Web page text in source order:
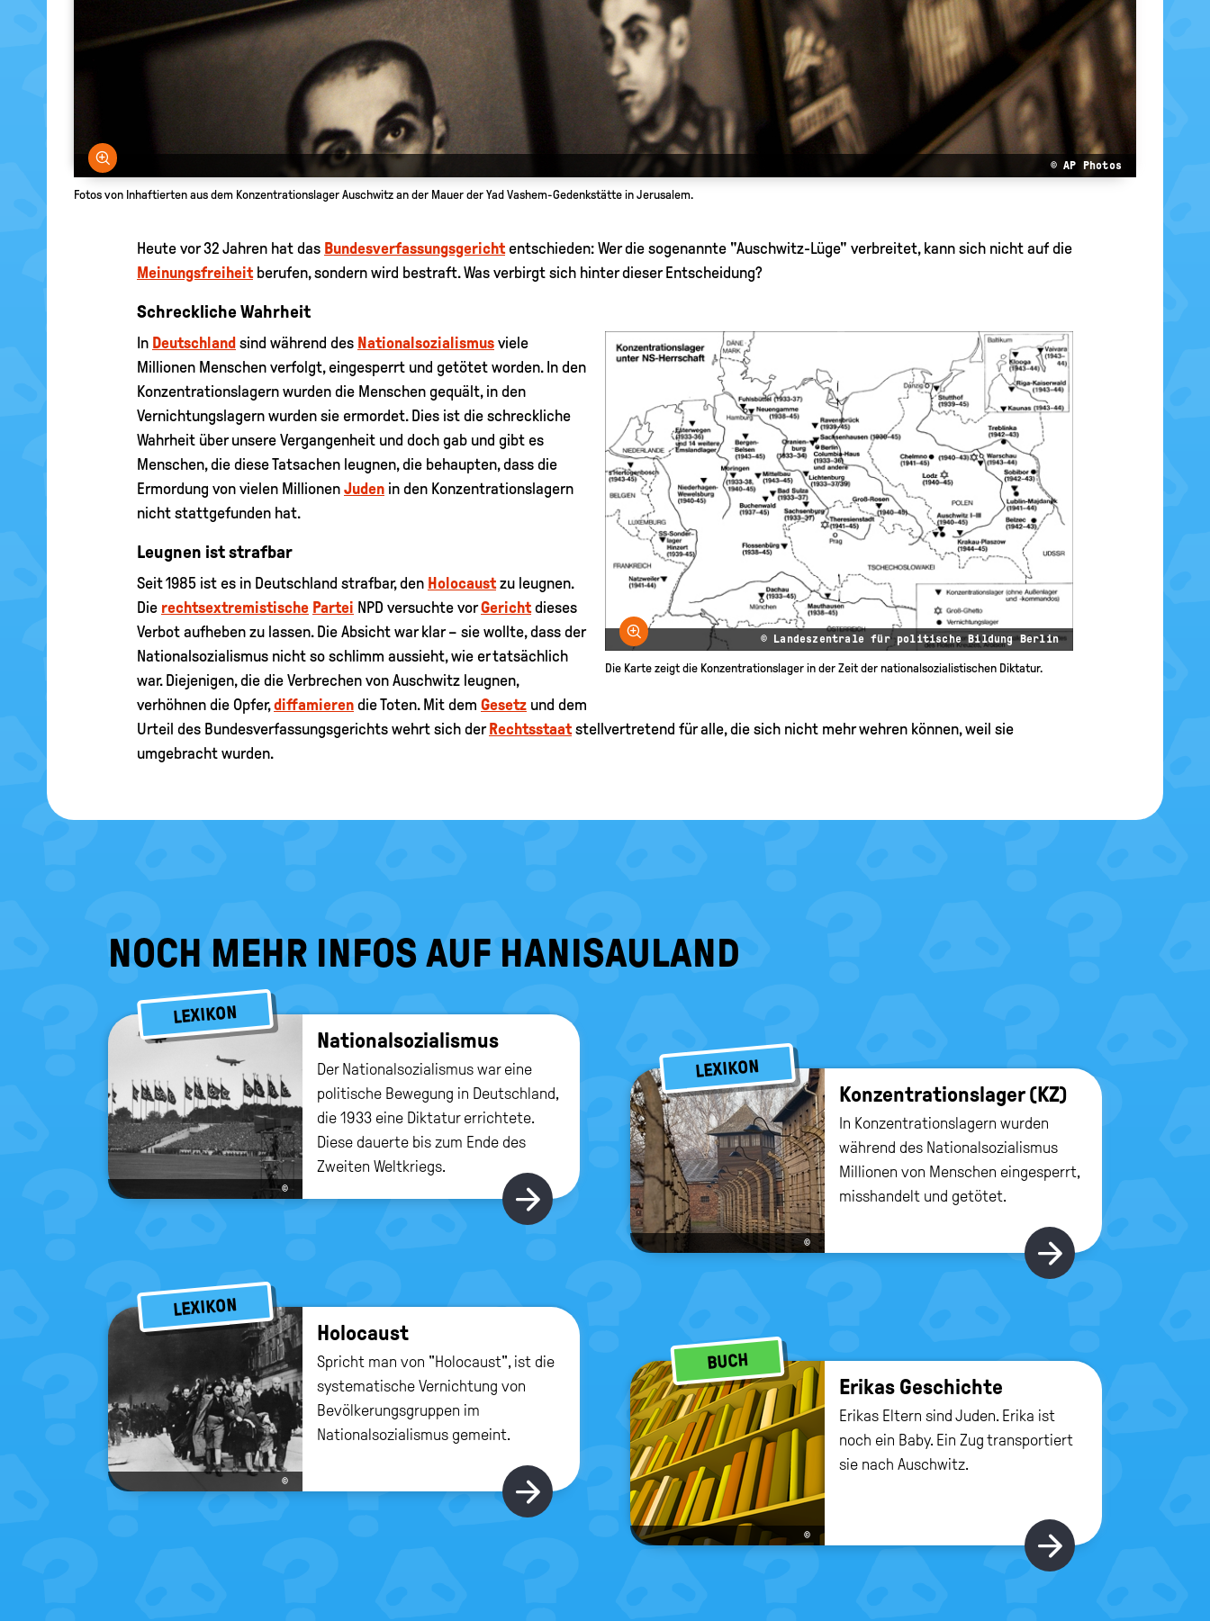
Bild vergrößern
© AP Photos
Fotos von Inhaftierten aus dem Konzentrationslager Auschwitz an der Mauer der Yad Vashem-Gedenkstätte in Jerusalem.
Heute vor 32 Jahren hat das Bundesverfassungsgerichtentschieden: Wer die sogenannte "Auschwitz-Lüge" verbreitet, kann sich nicht auf die
Meinungsfreiheitberufen, sondern wird bestraft. Was verbirgt sich hinter dieser Entscheidung?
Schreckliche Wahrheit
Bild vergrößern
© Landeszentrale für politische Bildung Berlin
Die Karte zeigt die Konzentrationslager in der Zeit der nationalsozialistischen Diktatur.
In Deutschland sind während des Nationalsozialismus viele
Millionen Menschen verfolgt, eingesperrt und getötet worden. In den
Konzentrationslagern wurden die Menschen gequält, in den
Vernichtungslagern wurden sie ermordet. Dies ist die schreckliche
Wahrheit über unsere Vergangenheit und doch gab und gibt es
Menschen, die diese Tatsachen leugnen, die behaupten, dass die
Ermordung von vielen Millionen Juden in den Konzentrationslagern
nicht stattgefunden hat.
Leugnen ist strafbar
Seit 1985 ist es in Deutschland strafbar, den Holocaustzu leugnen.
Die rechtsextremistische Partei NPD versuchte vorGerichtdieses
Verbot aufheben zu lassen. Die Absicht war klar – sie wollte, dass der
Nationalsozialismus nicht so schlimm aussieht, wie er tatsächlich
war. Diejenigen, die die Verbrechen von Auschwitz leugnen,
verhöhnen die Opfer,diffamieren die Toten. Mit dem Gesetz und dem
Urteil des Bundesverfassungsgerichts wehrt sich derRechtsstaatstellvertretend für alle, die sich nicht mehr wehren können, weil sie
umgebracht wurden.
NOCH MEHR INFOS AUF HANISAULAND
LEXIKON
©
Na­tio­nal­so­zia­lis­mus
Der Nationalsozialismus war eine
politische Bewegung in Deutschland,
die 1933 eine Diktatur errichtete.
Diese dauerte bis zum Ende des
Zweiten Weltkriegs.
Hier gibt's mehr
LEXIKON
©
Kon­zen­tra­ti­ons­la­ger (KZ)
In Konzentrationslagern wurden
während des Nationalsozialismus
Millionen von Menschen eingesperrt,
misshandelt und getötet.
Hier gibt's
LEXIKON
©
Ho­lo­caust
Spricht man von "Holocaust", ist die
systematische Vernichtung von
Bevölkerungsgruppen im
Nationalsozialismus gemeint.
Hier gibt's mehr
BUCH
©
Eri­kas Ge­schich­te
Erikas Eltern sind Juden. Erika ist
noch ein Baby. Ein Zug transportiert
sie nach Auschwitz.
Hier gibt's